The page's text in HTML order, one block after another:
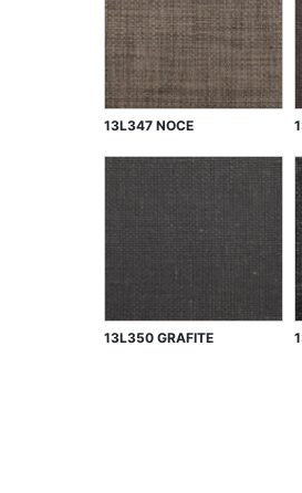
13L347 NOCE
13L350 GRAFITE